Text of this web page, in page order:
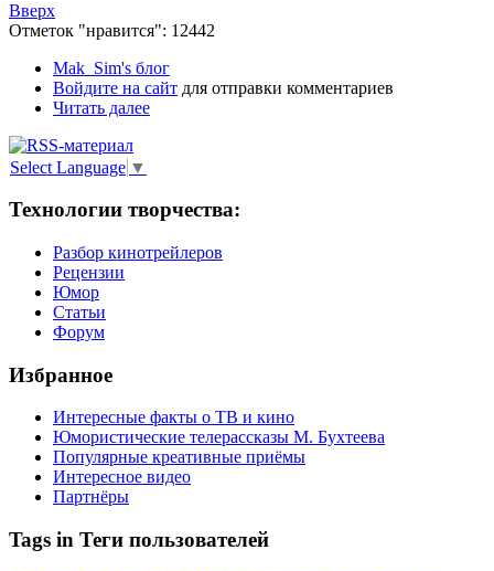
Вверх
Отметок "нравится": 12442
Mak_Sim's блог
Войдите на сайт для отправки комментариев
Читать далее
Select Language ▼
Технологии творчества:
Разбор кинотрейлеров
Рецензии
Юмор
Статьи
Форум
Избранное
Интересные факты о ТВ и кино
Юмористические телерассказы М. Бухтеева
Популярные креативные приёмы
Интересное видео
Партнёры
Tags in Теги пользователей